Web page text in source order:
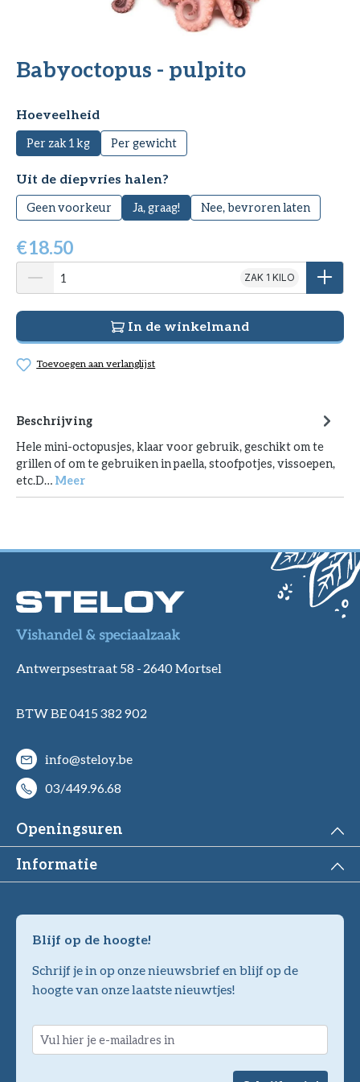
Babyoctopus - pulpito
Selecteer
Hoeveelheid
Per zak 1 kg Per gewicht
Selecteer
Uit de diepvries halen?
Geen voorkeur Ja, graag! Nee, bevroren laten
€18.50
ZAK 1 KILO
In de winkelmand
Toevoegen aan verlanglijst
Beschrijving
Hele mini-octopusjes, klaar voor gebruik, geschikt om te
grillen of om te gebruiken in paella, stoofpotjes, vissoepen,
etc.D… Meer
Antwerpsestraat 58 - 2640 Mortsel
BTW BE 0415 382 902
info@steloy.be
03/449.96.68
Openingsuren
Informatie
Blijf op de hoogte!
Schrijf je in op onze nieuwsbrief en blijf op de
hoogte van onze laatste nieuwtjes!